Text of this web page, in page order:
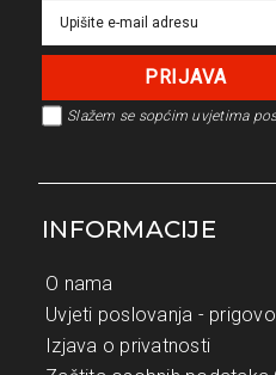
Slažem se sopćim uvjetima
INFORMACIJE
O nama
Uvjeti poslovanja -
Izjava o privatnosti